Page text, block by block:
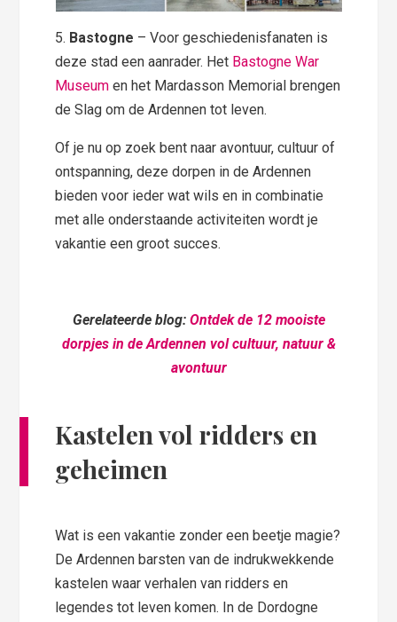
5. Bastogne – Voor geschiedenisfanaten is
deze stad een aanrader. Het Bastogne War
Museum en het Mardasson Memorial brengen
de Slag om de Ardennen tot leven.
Of je nu op zoek bent naar avontuur, cultuur of
ontspanning, deze dorpen in de Ardennen
bieden voor ieder wat wils en in combinatie
met alle onderstaande activiteiten wordt je
vakantie een groot succes.
Gerelateerde blog: Ontdek de 12 mooiste
dorpjes in de Ardennen vol cultuur, natuur &
avontuur
Kastelen vol ridders en
geheimen
Wat is een vakantie zonder een beetje magie?
De Ardennen barsten van de indrukwekkende
kastelen waar verhalen van ridders en
legendes tot leven komen. In de Dordogne